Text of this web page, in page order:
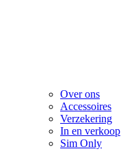
Over ons
Accessoires
Verzekering
In en verkoop
Sim Only